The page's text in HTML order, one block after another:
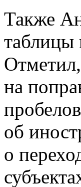
Также
на
об
о